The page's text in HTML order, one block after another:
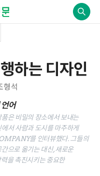
하는 디자인
형석
어
은 비밀의 장소에서 보내는
서 사람과 도시를 마주하게
를 인터뷰했다. 그들의
으로 옮기는 대신, 새로운
을 촉진시키는 중요한